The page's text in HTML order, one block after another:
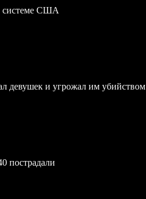
системе США
девушек и угрожал им убийством
пострадали